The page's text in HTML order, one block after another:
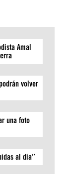
Amal
volver
una foto
al día”